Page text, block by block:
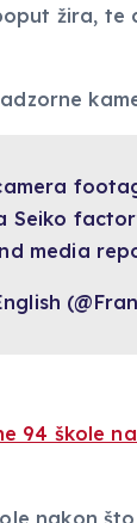
žira, te
Seiko
media
94 škole